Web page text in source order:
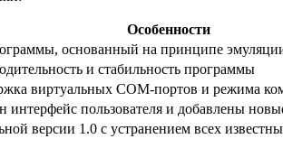
Особенности
основанный на принципе
и стабильность программы
виртуальных COM-портов и режима
интерфейс пользователя и добавлены
версии 1.0 с устранением всех